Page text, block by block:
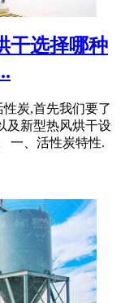
干选择哪种
炭,首先我们要了
及新型热风烘干设
一、活性炭特性.